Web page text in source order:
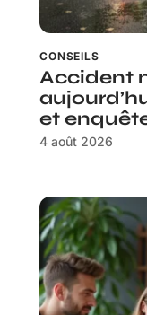
CONSEILS
Accident
et
4 août 2026